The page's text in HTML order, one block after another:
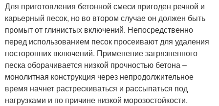
Для приготовления бетонной смеси пригоден речной и
карьерный песок, но во втором случае он должен быть
промыт от глинистых включений. Непосредственно
перед использованием песок просеивают для удаления
посторонних включений. Применение загрязненного
песка оборачивается низкой прочностью бетона –
монолитная конструкция через непродолжительное
время начнет растрескиваться и рассыпаться под
нагрузками и по причине низкой морозостойкости.